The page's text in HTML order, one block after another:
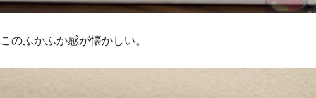
このふかふか感が懐かしい。